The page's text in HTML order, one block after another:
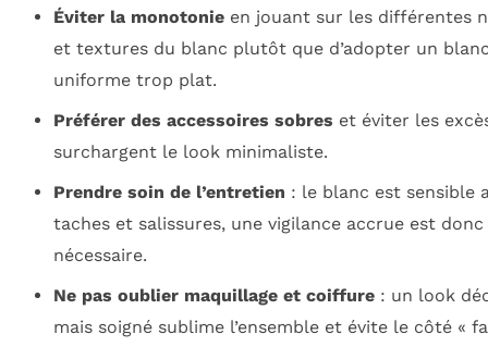
Éviter la monotonieen jouant sur les différentes
et textures du blanc plutôt que d’adopter un
uniforme trop plat.
Préférer des accessoires sobres et éviter les
surchargent le look minimaliste.
Prendre soin de l’entretien : le blanc est sensible
taches et salissures, une vigilance accrue est donc
nécessaire.
Ne pas oublier maquillage et coiffure: un look
mais soigné sublime l’ensemble et évite le côté «